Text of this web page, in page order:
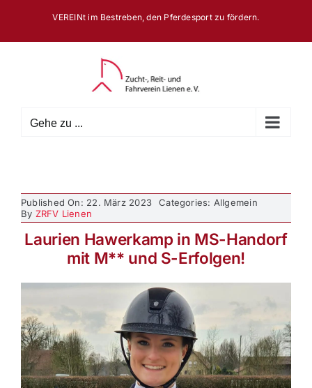
springen
VEREINt im Bestreben, den Pferdesport zu fördern.
Gehe zu ...
Published On: 22. März 2023
Categories: Allgemein
By ZRFV Lienen
Laurien Hawerkamp in MS-Handorf
mit M** und S-Erfolgen!